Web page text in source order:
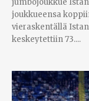
joukkueensa
vieraskentällä
keskeytettiin 73....